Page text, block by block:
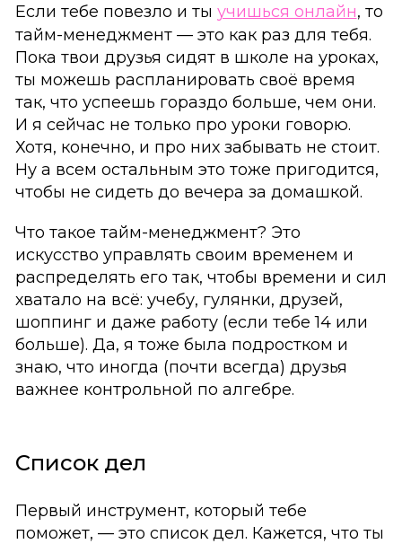
Если тебе повезло и ты учишься онлайн, то
тайм-менеджмент — это как раз для тебя.
Пока твои друзья сидят в школе на уроках,
ты можешь распланировать своё время
так, что успеешь гораздо больше, чем они.
И я сейчас не только про уроки говорю.
Хотя, конечно, и про них забывать не стоит.
Ну а всем остальным это тоже пригодится,
чтобы не сидеть до вечера за домашкой.
Что такое тайм-менеджмент? Это
искусство управлять своим временем и
распределять его так, чтобы времени и сил
хватало на всё: учебу, гулянки, друзей,
шоппинг и даже работу (если тебе 14 или
больше). Да, я тоже была подростком и
знаю, что иногда (почти всегда) друзья
важнее контрольной по алгебре.
Список дел
Первый инструмент, который тебе
поможет, — это список дел. Кажется, что ты